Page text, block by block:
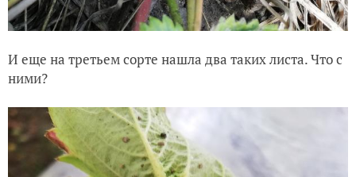
И еще на третьем сорте нашла два таких листа. Что с
ними?